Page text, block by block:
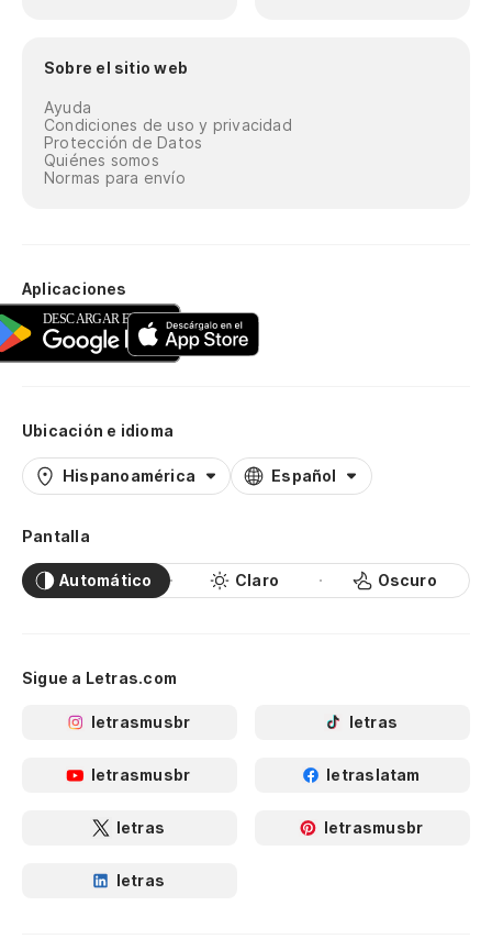
Sobre el sitio web
Ayuda
Condiciones de uso y privacidad
Protección de Datos
Quiénes somos
Normas para envío
Aplicaciones
Ubicación e idioma
Hispanoamérica Español
Pantalla
Automático Claro Oscuro
Sigue a Letras.com
letrasmusbr letras
letrasmusbr letraslatam
letras letrasmusbr
letras